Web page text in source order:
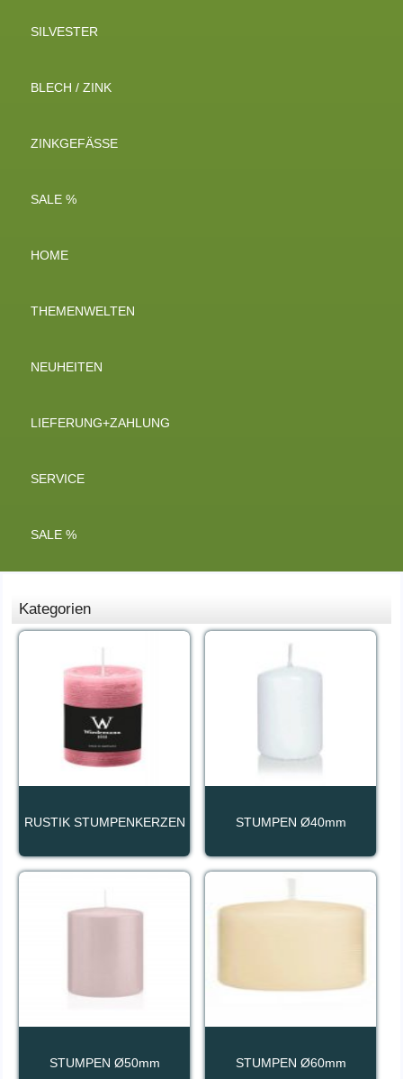
SILVESTER
BLECH / ZINK
ZINKGEFÄSSE
SALE %
HOME
THEMENWELTEN
NEUHEITEN
LIEFERUNG+ZAHLUNG
SERVICE
SALE %
Kategorien
RUSTIK STUMPENKERZEN STUMPEN Ø40mm
STUMPEN Ø50mm STUMPEN Ø60mm